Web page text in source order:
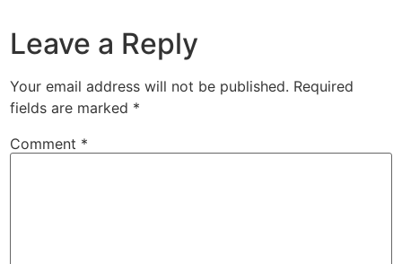
Leave a Reply
Your email address will not be published. Required
fields are marked *
Comment *